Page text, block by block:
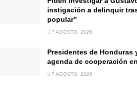
instigación a delinquir
popular”
7 AGOSTO, 2026
Presidentes de Honduras
agenda de cooperación
7 AGOSTO, 2026